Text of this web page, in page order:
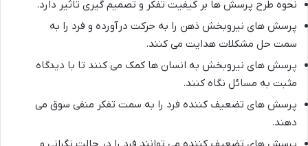
نحوه طرح پرسش ها بر کیفیت تفکر و تصمیم گیری تاثیر دارد.
پرسش های نیروبخش ذهن را به حرکت درآورده و فرد را به
سمت حل مشکلات هدایت می کنند.
پرسش های نیروبخش به انسان ها کمک می کنند تا با دیدگاه
مثبت به مسائل نگاه کنند.
پرسش های تضعیف کننده فرد را به سمت تفکر منفی سوق می
دهند.